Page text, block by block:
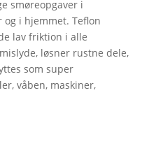
smøreopgaver i
i hjemmet. Teflon
lav friktion i alle
løsner rustne dele,
som super
våben, maskiner,